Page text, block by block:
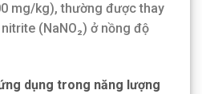
mg/kg), thường được thay
(NaNO₂) ở nồng độ
dụng trong năng lượng